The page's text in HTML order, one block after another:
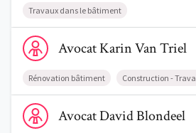
Travaux dans le bâtiment
Voir le profil de AvocatKarin Van Triel
AvocatKarinVan Triel
Rénovation bâtiment Construction -
Voir le profil de AvocatDavid Blondeel
AvocatDavidBlondeel